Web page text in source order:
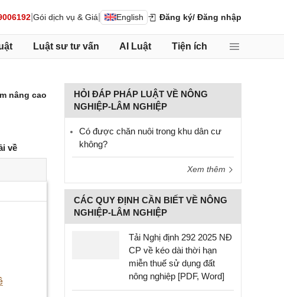
Gói dịch vụ & Giá English Đăng ký/ Đăng nhập
Luật sư tư vấn AI Luật Tiện ích
nâng cao
về
HỎI ĐÁP PHÁP LUẬT VỀ NÔNG
NGHIỆP-LÂM NGHIỆP
Có được chăn nuôi trong khu dân cư
không?
Xem thêm
CÁC QUY ĐỊNH CẦN BIẾT VỀ NÔNG
NGHIỆP-LÂM NGHIỆP
Tải Nghị định 292 2025 NĐ
CP về kéo dài thời hạn
miễn thuế sử dụng đất
nông nghiệp [PDF, Word]